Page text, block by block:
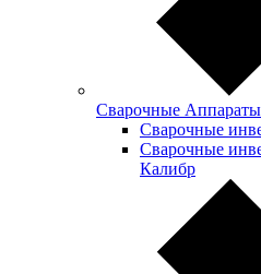
Сварочные
Сварочные
Сварочные
Калибр